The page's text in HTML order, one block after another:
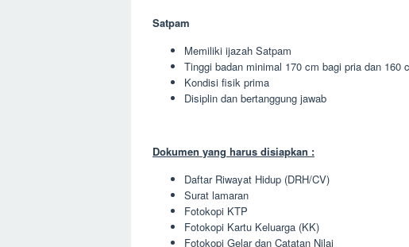
Satpam
Memiliki ijazah Satpam
Tinggi badan minimal 170 cm bagi pria dan 160
Kondisi fisik prima
Disiplin dan bertanggung jawab
Dokumen yang harus disiapkan :
Daftar Riwayat Hidup (DRH/CV)
Surat lamaran
Fotokopi KTP
Fotokopi Kartu Keluarga (KK)
Fotokopi Gelar dan Catatan Nilai